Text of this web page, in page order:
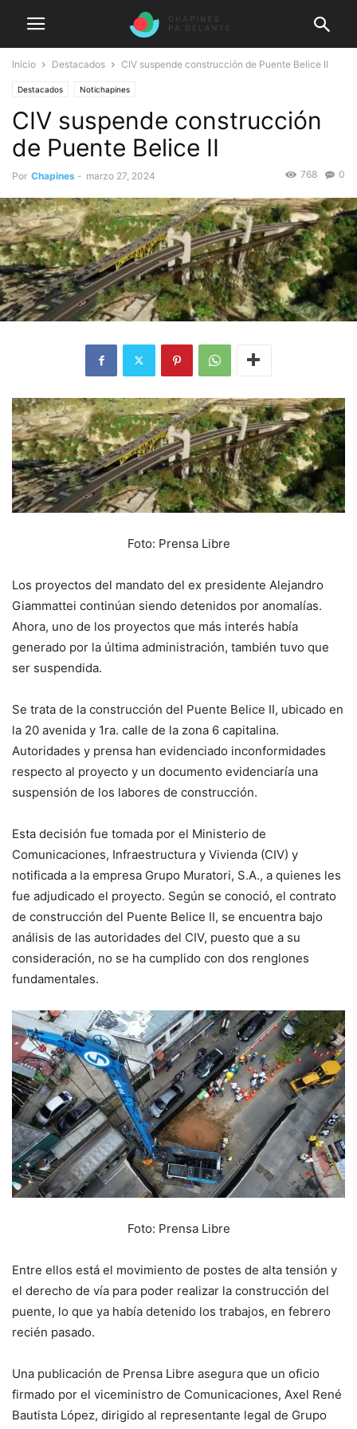
Inicio Destacados CIV suspende construcción de Puente Belice II
Destacados Notichapines
CIV suspende construcción
de Puente Belice II
Por Chapines - marzo 27, 2024 0
768
Foto: Prensa Libre
Los proyectos del mandato del ex presidente Alejandro
Giammattei continúan siendo detenidos por anomalías.
Ahora, uno de los proyectos que más interés había
generado por la última administración, también tuvo que
ser suspendida.
Se trata de la construcción del Puente Belice II, ubicado en
la 20 avenida y 1ra. calle de la zona 6 capitalina.
Autoridades y prensa han evidenciado inconformidades
respecto al proyecto y un documento evidenciaría una
suspensión de los labores de construcción.
Esta decisión fue tomada por el Ministerio de
Comunicaciones, Infraestructura y Vivienda (CIV) y
notificada a la empresa Grupo Muratori, S.A., a quienes les
fue adjudicado el proyecto. Según se conoció, el contrato
de construcción del Puente Belice II, se encuentra bajo
análisis de las autoridades del CIV, puesto que a su
consideración, no se ha cumplido con dos renglones
fundamentales.
Foto: Prensa Libre
Entre ellos está el movimiento de postes de alta tensión y
el derecho de vía para poder realizar la construcción del
puente, lo que ya había detenido los trabajos, en febrero
recién pasado.
Una publicación de Prensa Libre asegura que un oficio
firmado por el viceministro de Comunicaciones, Axel René
Bautista López, dirigido al representante legal de Grupo